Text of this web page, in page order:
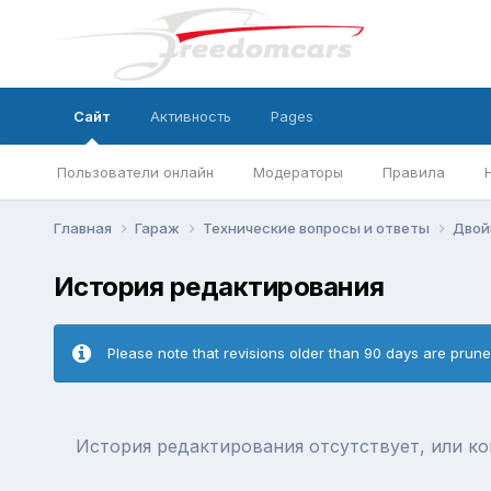
Сайт
Пользователи онлайн Модераторы Правила
Активность Pages
Главная Гараж Технические вопросы и ответы
История редактирования
Please note that revisions older than 90 days are
История редактирования отсутствует, или